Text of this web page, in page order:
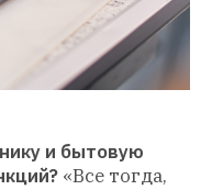
и бытовую
«Все тогда,